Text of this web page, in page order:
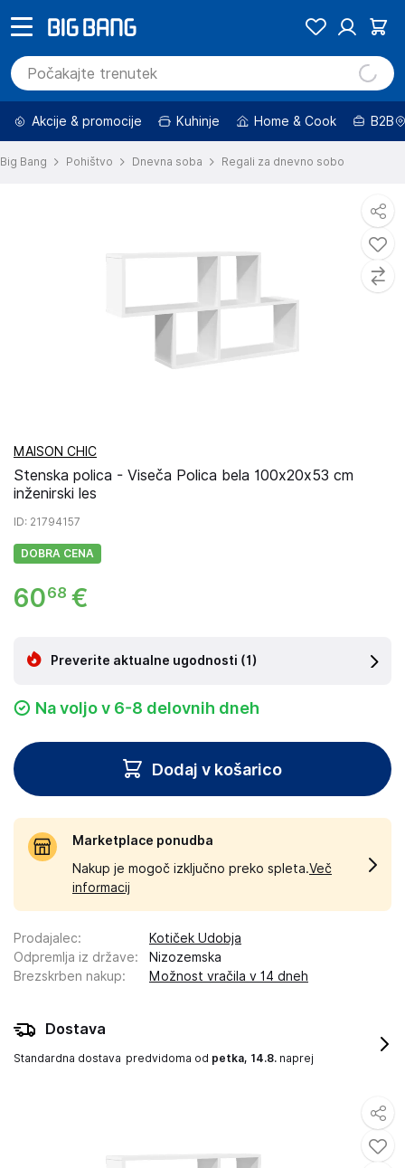
Akcije & promocije Kuhinje Home & Cook B2B
Big Bang Pohištvo Dnevna soba Regali za dnevno sobo
MAISON CHIC
Stenska polica - Viseča Polica bela 100x20x53 cm
inženirski les
ID: 21794157
DOBRA CENA
6068 €
Preverite aktualne ugodnosti (1)
Na voljo v 6-8 delovnih dneh
Dodaj v košarico
Marketplace ponudba
Nakup je mogoč izključno preko spleta.Več
informacij
Prodajalec:
Kotiček Udobja
Odpremlja iz države:
Nizozemska
Brezskrben nakup: Možnost vračila v 14 dneh
Dostava
Standardna dostava predvidoma od petka, 14.8. naprej